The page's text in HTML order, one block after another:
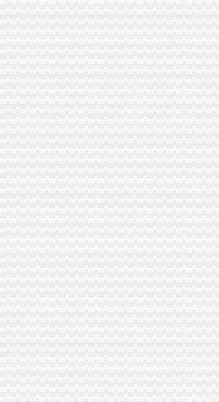
巴南局重庆分公司注销注重三整商标印制行业见成效
合川局重庆税务注销多措并举确保2011年批微型企业创业扶持培训圆满完成
波局重庆营业执照注销长到潼南局调研
波局重庆公司注销长到合川局调研
波局重庆代办公司长到铜梁局调研
九龙坡局重庆营业执照注销化电子商务监管
南川局四举措全力造“企业森林”重庆营业执照注销做大南川市场主体总量和增量
经开区局重庆分公司注销五个到位扎实开展商标印制单位专项执法检查
大渡口局“三搜索”重庆代办公司网络领域“双”见成效
2010年重庆市重庆营业执照注销流通领域室内加热器质量监测况
2010年重庆市重庆公司注销流通领域空调器质量监测况
全市重庆税务注销内资企业总量突破二十万户